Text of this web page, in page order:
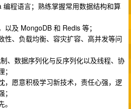
程语言；熟练掌握常用数据结构和算
及 MongoDB 和 Redis 等；
性、负载均衡、容灾扩容、高并发等问
、数据序列化与反序列化以及线程、协
，愿意积极学习新技术，责任心强，逻